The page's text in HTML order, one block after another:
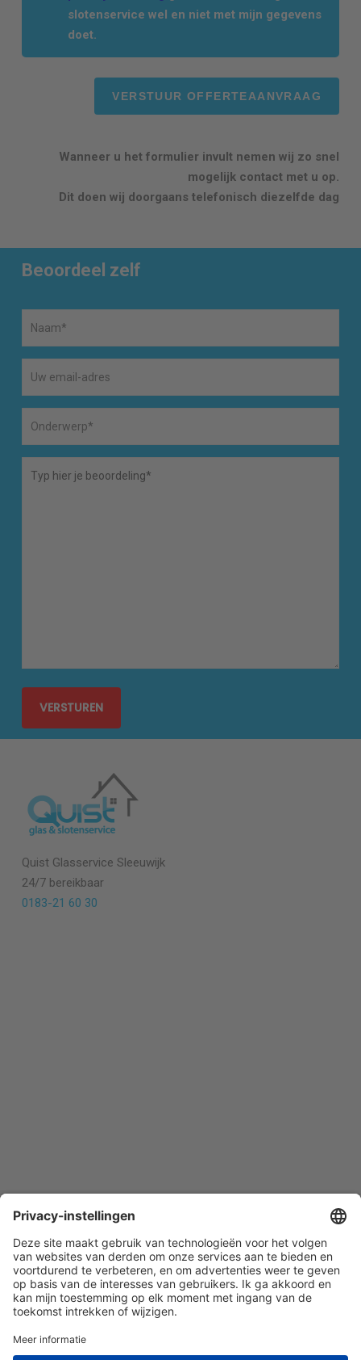
slotenservice wel en niet met mijn gegevens
doet.
Wanneer u het formulier invult nemen wij zo snel
mogelijk contact met u op.
Dit doen wij doorgaans telefonisch diezelfde dag
Beoordeel zelf
Quist Glasservice Sleeuwijk
24/7 bereikbaar
0183-21 60 30